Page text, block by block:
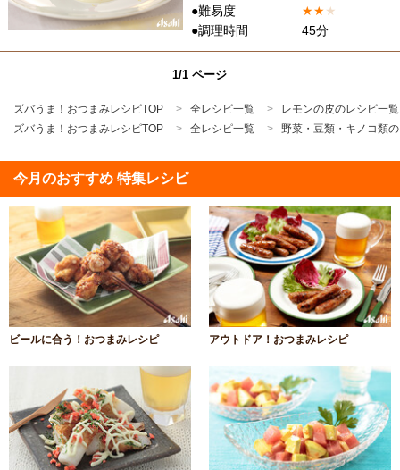
●難易度
★★★
●調理時間
45分
1/1 ページ
ズバうま！おつまみレシピTOP 全レシピ一覧
レモンの皮のレシピ一覧
ズバうま！おつまみレシピTOP
全レシピ一覧 野菜・豆類・キノコ類
今月のおすすめ 特集レシピ
ビールに合う！おつまみレシピ アウトドア！おつまみレシピ